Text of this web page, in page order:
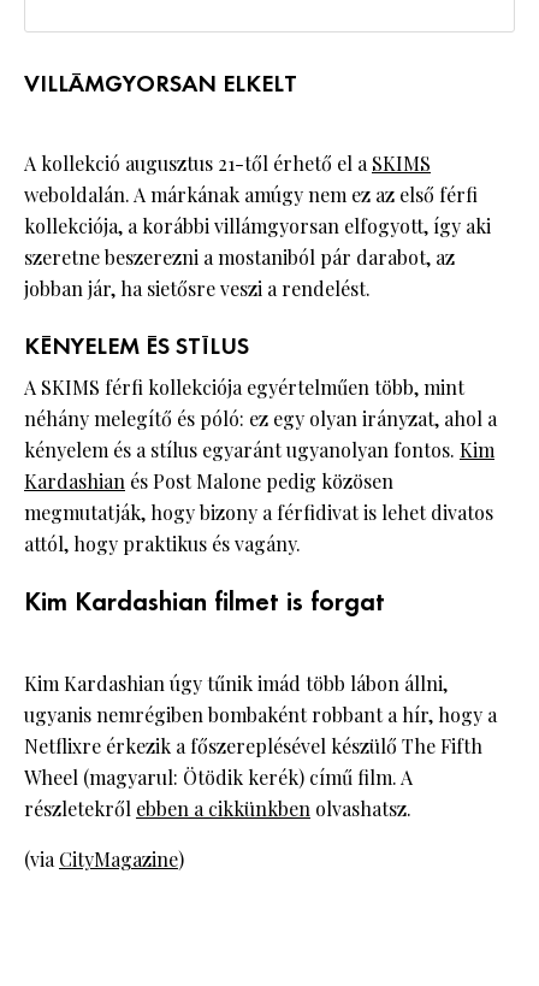
VILLÁMGYORSAN ELKELT
A kollekció augusztus 21-től érhető el aSKIMS
weboldalán. A márkának amúgy nem ez az első férfi
kollekciója, a korábbi villámgyorsan elfogyott, így aki
szeretne beszerezni a mostaniból pár darabot, az
jobban jár, ha sietősre veszi a rendelést.
KÉNYELEM ÉS STÍLUS
A SKIMS férfi kollekciója egyértelműen több, mint
néhány melegítő és póló: ez egy olyan irányzat, ahol a
kényelem és a stílus egyaránt ugyanolyan fontos. Kim
Kardashian és Post Malone pedig közösen
megmutatják, hogy bizony a férfidivat is lehet divatos
attól, hogy praktikus és vagány.
Kim Kardashian filmet is forgat
Kim Kardashian úgy tűnik imád több lábon állni,
ugyanis nemrégiben bombaként robbant a hír, hogy a
Netflixre érkezik a főszereplésével készülő The Fifth
Wheel (magyarul: Ötödik kerék) című film. A
részletekről ebben a cikkünkben olvashatsz.
(viaCityMagazine)